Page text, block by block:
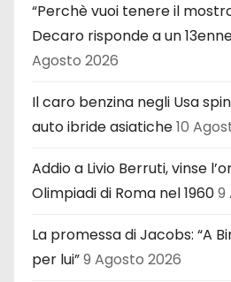
“Perchè vuoi tenere il
Decaro risponde a un
Agosto 2026
Il caro benzina negli Usa
auto ibride asiatiche10
Addio a Livio Berruti, vinse
Olimpiadi di Roma nel 19609
La promessa di Jacobs: “A
per lui”9 Agosto 2026